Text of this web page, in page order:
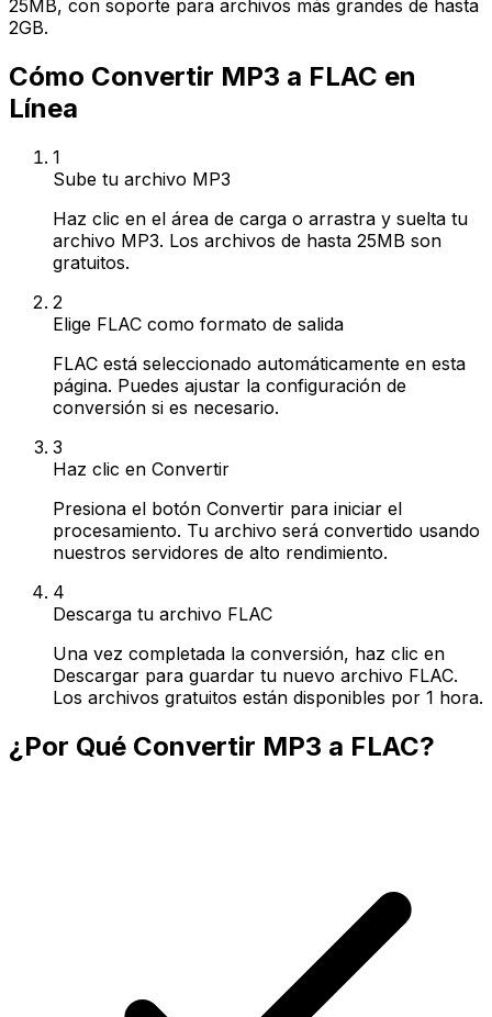
25MB, con soporte para archivos más grandes de hasta
2GB.
Cómo Convertir MP3 a FLAC en
Línea
1
Sube tu archivo MP3
Haz clic en el área de carga o arrastra y suelta tu
archivo MP3. Los archivos de hasta 25MB son
gratuitos.
2
Elige FLAC como formato de salida
FLAC está seleccionado automáticamente en esta
página. Puedes ajustar la configuración de
conversión si es necesario.
3
Haz clic en Convertir
Presiona el botón Convertir para iniciar el
procesamiento. Tu archivo será convertido usando
nuestros servidores de alto rendimiento.
4
Descarga tu archivo FLAC
Una vez completada la conversión, haz clic en
Descargar para guardar tu nuevo archivo FLAC.
Los archivos gratuitos están disponibles por 1 hora.
¿Por Qué Convertir MP3 a FLAC?